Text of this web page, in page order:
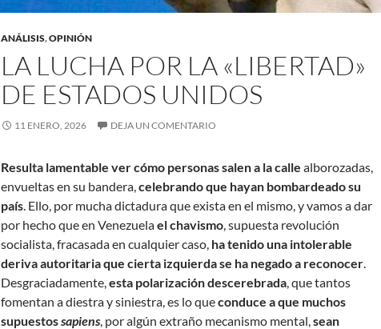
ANÁLISIS,OPINIÓN
LA LUCHA POR LA «LIBERTAD»
DE ESTADOS UNIDOS
11 ENERO, 2026 DEJA UN COMENTARIO
Resulta lamentable ver cómo personas salen a la calle alborozadas,
envueltas en su bandera,celebrando que hayan bombardeado su
país. Ello, por mucha dictadura que exista en el mismo, y vamos a dar
por hecho que en Venezuelael chavismo, supuesta revolución
socialista, fracasada en cualquier caso, ha tenido una intolerable
deriva autoritaria que cierta izquierda se ha negado a reconocer.
Desgraciadamente,esta polarización descerebrada, que tantos
fomentan a diestra y siniestra, es lo queconduce a que muchos
supuestossapiens, por algún extraño mecanismo mental,sean